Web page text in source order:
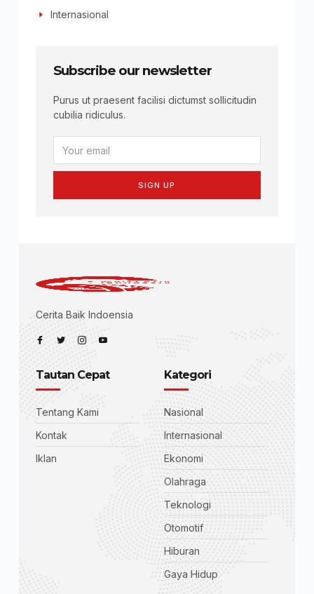
Internasional
Subscribe our newsletter
Purus ut praesent facilisi dictumst sollicitudin
cubilia ridiculus.
SIGN UP
Cerita Baik Indoensia
Tautan Cepat
Tentang Kami
Kontak
Iklan
Kategori
Nasional
Internasional
Ekonomi
Olahraga
Teknologi
Otomotif
Hiburan
Gaya Hidup